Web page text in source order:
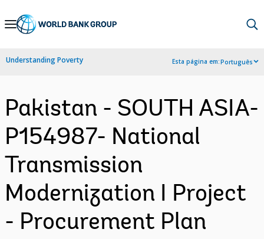
Skip
Navigation
Understanding Poverty Esta página em:Português
Pakistan - SOUTH ASIA-
P154987- National
Transmission
Modernization I Project
- Procurement Plan